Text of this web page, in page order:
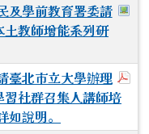
及學前教育署委請
教師增能系列研
臺北市立大學辦理
習社群召集人講師培
說明。